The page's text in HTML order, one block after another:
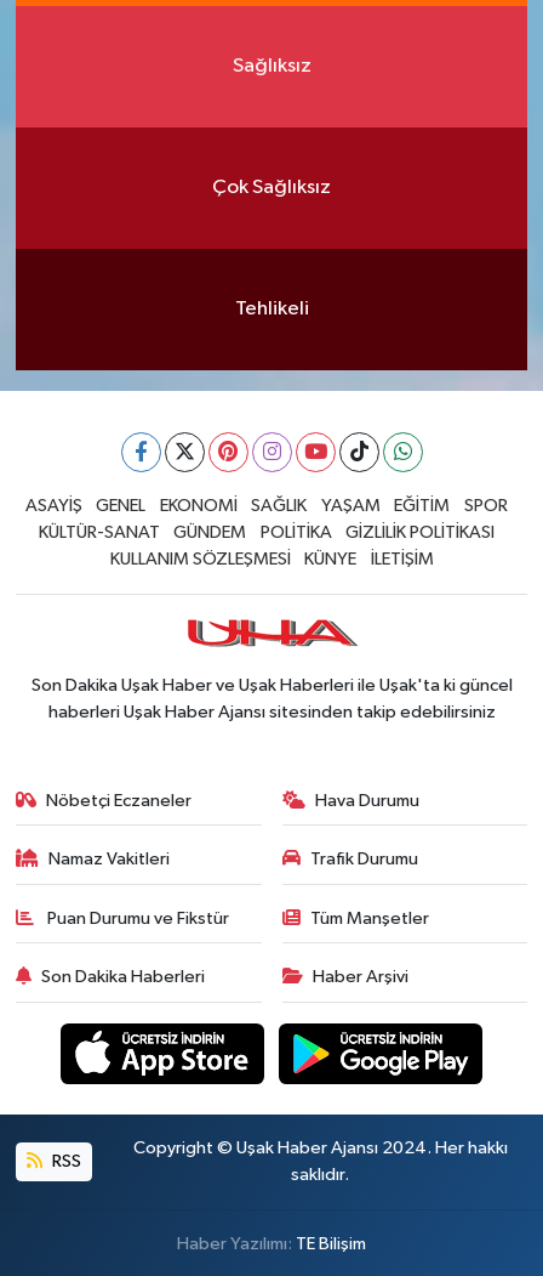
Sağlıksız
Çok Sağlıksız
Tehlikeli
ASAYİŞ GENEL EKONOMİ SAĞLIK YAŞAM EĞİTİM
SPOR
KÜLTÜR-SANAT
GÜNDEM POLİTİKA
GİZLİLİK POLİTİKASI
KULLANIM SÖZLEŞMESİ
KÜNYE İLETİŞİM
Son Dakika Uşak Haber ve Uşak Haberleri ile Uşak'ta ki güncel
haberleri Uşak Haber Ajansı sitesinden takip edebilirsiniz
Nöbetçi Eczaneler Hava Durumu
Namaz Vakitleri Trafik Durumu
Puan Durumu ve Fikstür Tüm Manşetler
Son Dakika Haberleri Haber Arşivi
RSS
Copyright © Uşak Haber Ajansı 2024. Her hakkı
saklıdır.
Haber Yazılımı: TE Bilişim